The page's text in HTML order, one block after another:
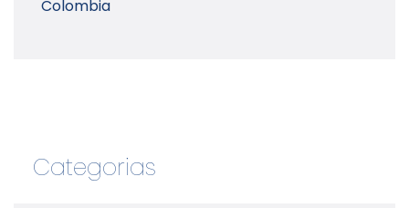
Colombia
Categorias